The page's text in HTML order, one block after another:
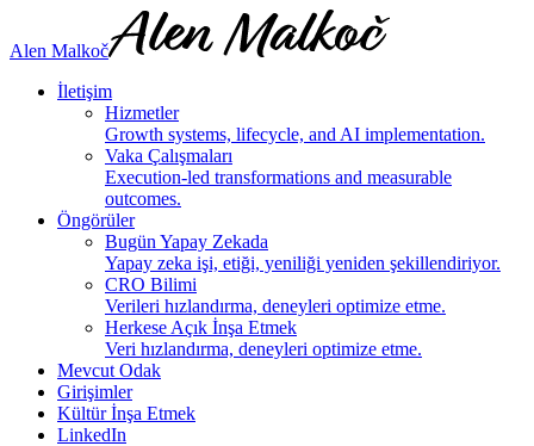
Alen Malkoč
İletişim
Hizmetler
Growth systems, lifecycle, and AI implementation.
Vaka Çalışmaları
Execution-led transformations and measurable
outcomes.
Öngörüler
Bugün Yapay Zekada
Yapay zeka işi, etiği, yeniliği yeniden şekillendiriyor.
CRO Bilimi
Verileri hızlandırma, deneyleri optimize etme.
Herkese Açık İnşa Etmek
Veri hızlandırma, deneyleri optimize etme.
Mevcut Odak
Girişimler
Kültür İnşa Etmek
LinkedIn